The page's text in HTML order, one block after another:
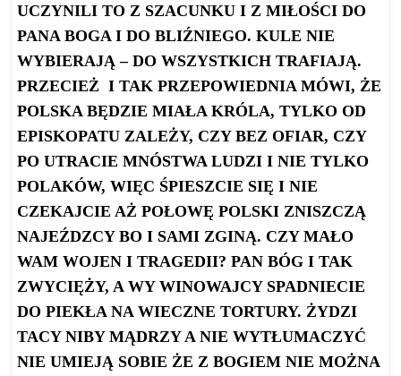
UCZYNILI TO Z SZACUNKU I Z MIŁOŚCI DO
PANA BOGA I DO BLIŹNIEGO. KULE NIE
WYBIERAJĄ – DO WSZYSTKICH TRAFIAJĄ.
PRZECIEŻ I TAK PRZEPOWIEDNIA MÓWI, ŻE
POLSKA BĘDZIE MIAŁA KRÓLA, TYLKO OD
EPISKOPATU ZALEŻY, CZY BEZ OFIAR, CZY
PO UTRACIE MNÓSTWA LUDZI I NIE TYLKO
POLAKÓW, WIĘC ŚPIESZCIE SIĘ I NIE
CZEKAJCIE AŻ POŁOWĘ POLSKI ZNISZCZĄ
NAJEŹDZCY BO I SAMI ZGINĄ. CZY MAŁO
WAM WOJEN I TRAGEDII? PAN BÓG I TAK
ZWYCIĘŻY, A WY WINOWAJCY SPADNIECIE
DO PIEKŁA NA WIECZNE TORTURY. ŻYDZI
TACY NIBY MĄDRZY A NIE WYTŁUMACZYĆ
NIE UMIEJĄ SOBIE ŻE Z BOGIEM NIE MOŻNA